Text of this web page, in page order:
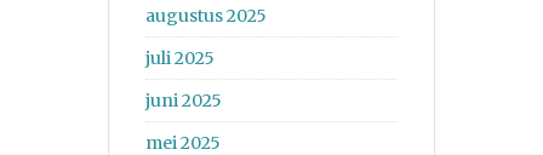
augustus 2025
juli 2025
juni 2025
mei 2025